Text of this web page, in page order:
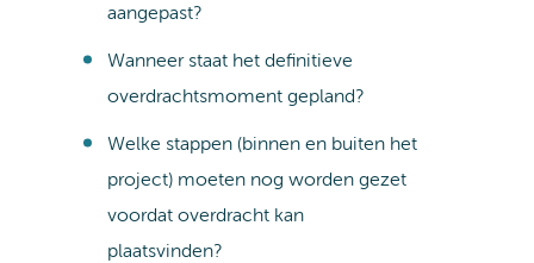
aangepast?
Wanneer staat het definitieve
overdrachtsmoment gepland?
Welke stappen (binnen en buiten het
project) moeten nog worden gezet
voordat overdracht kan
plaatsvinden?